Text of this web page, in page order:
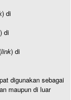
) di
) di
link) di
digunakan sebagai
maupun di luar